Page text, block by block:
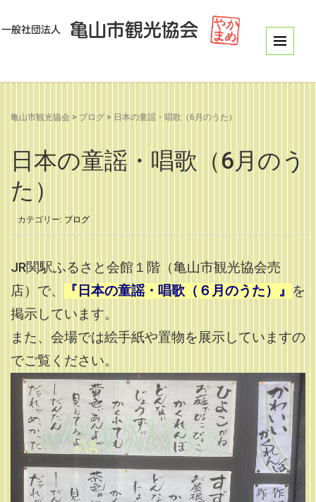
亀山市観光協会 > ブログ > 日本の童謡・唱歌（6月のうた）
日本の童謡・唱歌（6月のう
た）
カテゴリー: ブログ
JR関駅ふるさと会館１階（亀山市観光協会売
店）で、
『日本の童謡・唱歌（６ 月のうた）』 を
掲示しています。
また、会場では絵手紙や置物を展示していますの
でご覧ください。